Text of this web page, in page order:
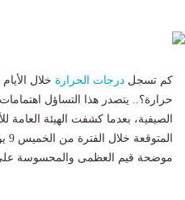
كم تسجل درجات الحرارة خلال
حرارة؟.. يتصدر هذا التساؤل
الصيفية، بعدما كشفت الهيئة العامة
موضحة قيم العظمى والمحسوسة على